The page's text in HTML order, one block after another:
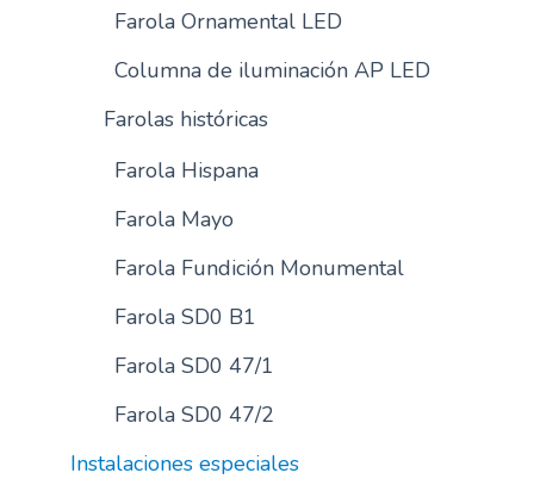
Farola Ornamental LED
Columna de iluminación AP LED
Farolas históricas
Farola Hispana
Farola Mayo
Farola Fundición Monumental
Farola SD0 B1
Farola SD0 47/1
Farola SD0 47/2
Instalaciones especiales